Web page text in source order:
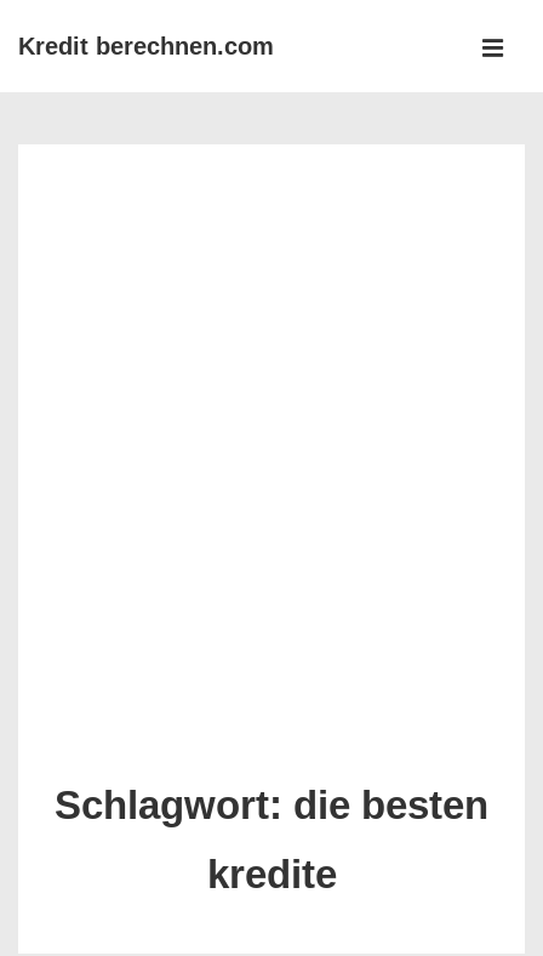
ZumKredit berechnen.com
Schlagwort: die besten
kredite